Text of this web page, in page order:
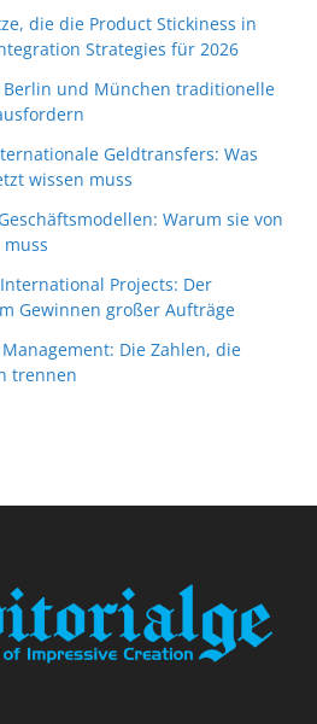
die die Product Stickiness in
Strategies für 2026
Berlin und München traditionelle
Geldtransfers: Was
wissen muss
Warum sie von
Projects: Der
Gewinnen großer Aufträge
Die Zahlen, die
trennen